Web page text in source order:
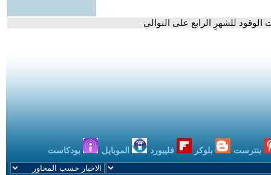
الوقود للشهرِ الرابع على التوالي
بنترست بلوكر فليبورد الموبايل بودكاست